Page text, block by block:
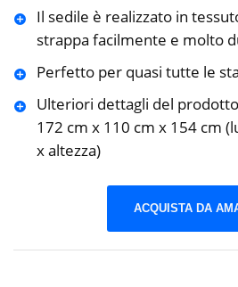
Il sedile è realizzato in
strappa facilmente e molto
Perfetto per quasi tutte le
Ulteriori dettagli del
172 cm x 110 cm x 154 cm
x altezza)
ACQUISTA DA